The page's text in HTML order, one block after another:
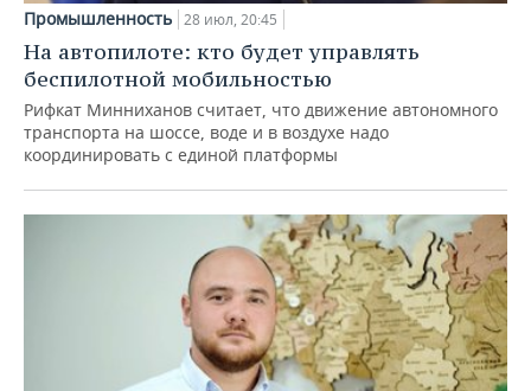
Промышленность 28 июл, 20:45
На автопилоте: кто будет управлять
беспилотной мобильностью
Рифкат Минниханов считает, что движение автономного
транспорта на шоссе, воде и в воздухе надо
координировать с единой платформы